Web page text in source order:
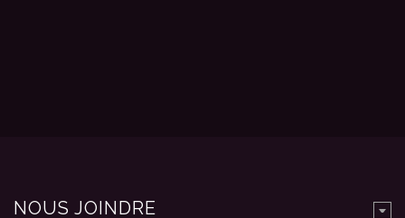
NOUS JOINDRE